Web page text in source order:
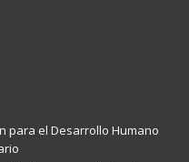
para el Desarrollo Humano